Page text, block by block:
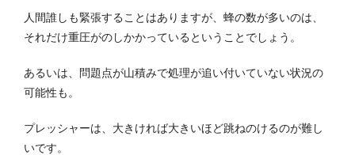
人間誰しも緊張することはありますが、蜂の数が多いのは、
それだけ重圧がのしかかっているということでしょう。
あるいは、問題点が山積みで処理が追い付いていない状況の
可能性も。
プレッシャーは、大きければ大きいほど跳ねのけるのが難し
いです。